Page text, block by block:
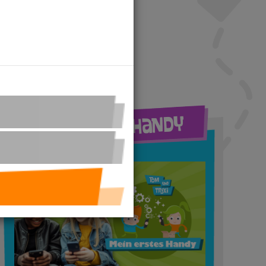
Erstes Handy